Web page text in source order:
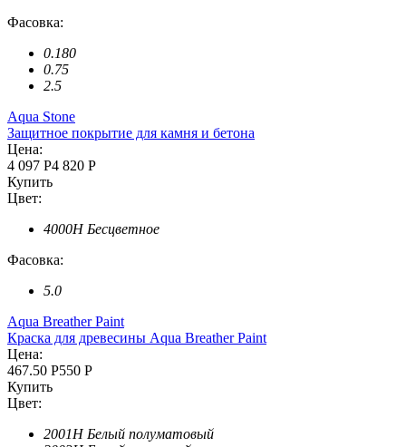
Фасовка:
0.180
0.75
2.5
Aqua Stone
Защитное покрытие для камня и бетона
Цена:
4 097 Р4 820 Р
Купить
Цвет:
4000H Бесцветное
Фасовка:
5.0
Aqua Breather Paint
Краска для древесины Aqua Breather Paint
Цена:
467.50 Р550 Р
Купить
Цвет:
2001H Белый полуматовый